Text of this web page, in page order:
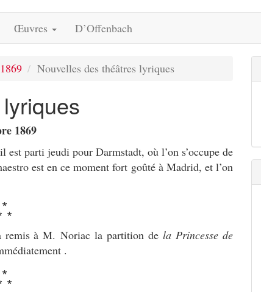
Œuvres D’Offenbach
1869 Nouvelles des théâtres lyriques
1869
parti jeudi pour Darmstadt, où l’on s’occupe de
est en ce moment fort goûté à Madrid, et l’on
**
remis à M. Noriac la partition dela Princesse de
.
**